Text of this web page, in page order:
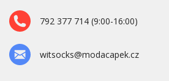
792 377 714 (9:00-16:00)
witsocks@modacapek.cz